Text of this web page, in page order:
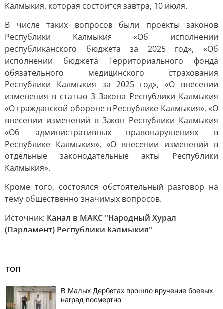
Калмыкия, которая состоится завтра, 10 июля.
В числе таких вопросов были проекты законов
Республики Калмыкия «Об исполнении
республиканского бюджета за 2025 год», «Об
исполнении бюджета Территориального фонда
обязательного медицинского страхования
Республики Калмыкия за 2025 год», «О внесении
изменения в статью 3 Закона Республики Калмыкия
«О гражданской обороне в Республике Калмыкия», «О
внесении изменений в Закон Республики Калмыкия
«Об административных правонарушениях в
Республике Калмыкия», «О внесении изменений в
отдельные законодательные акты Республики
Калмыкия».
Кроме того, состоялся обстоятельный разговор на
тему общественно значимых вопросов.
Источник: Канал в МАКС "Народный Хурал
(Парламент) Республики Калмыкия"
ТОП
В Малых Дербетах прошло вручение боевых
наград посмертно